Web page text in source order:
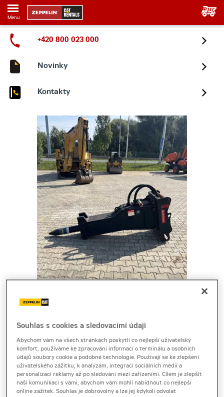
Menu
+420 800 023 000
Novinky
Kontakty
Cena za pronájem
1 - 22 dnů
6 600 Kč bez DPH
7 986 Kč s DPH
23 a více dnů
Souhlas s cookies a sledovacími údaji
Abychom vám na všech stránkách poskytli co nejlepší uživatelský
komfort, používáme ke zpracování informací o terminálu a osobních
údajů soubory cookie a podobné technologie. Používají se ke zlepšení
uživatelského zážitku, k analýzám, integraci sociálních médií a
personalizaci reklamy až po sledování mezi zařízeními. Cílem je zlepšit
naši komunikaci s vámi, abychom vám mohli nabídnout co nejlepší
online zážitek. Souhlas je dobrovolný a lze jej kdykoli odvolat